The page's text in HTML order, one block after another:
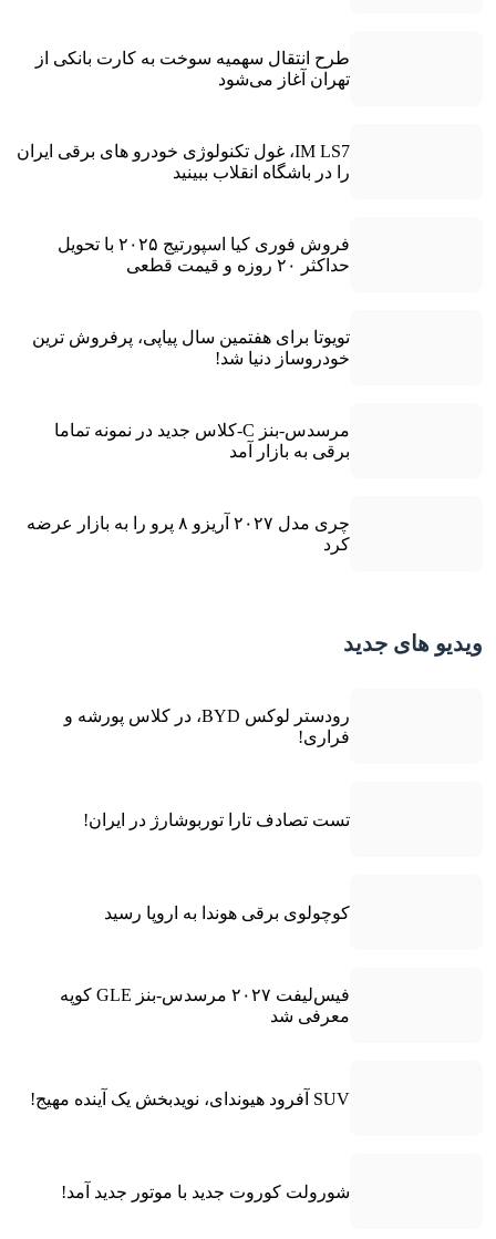
طرح انتقال سهمیه سوخت به کارت بانکی از
تهران آغاز می‌شود
IM LS7، غول تکنولوژی خودرو های برقی ایران
را در باشگاه انقلاب ببینید
فروش فوری کیا اسپورتیج ۲۰۲۵ با تحویل
حداکثر ۲۰ روزه و قیمت قطعی
تویوتا برای هفتمین سال پیاپی، پرفروش ترین
خودروساز دنیا شد!
مرسدس-بنز C-کلاس جدید در نمونه تماما
برقی به بازار آمد
چری مدل ۲۰۲۷ آریزو ۸ پرو را به بازار عرضه
کرد
ویدیو های جدید
رودستر لوکس BYD، در کلاس پورشه و
فراری!
تست تصادف تارا توربوشارژ در ایران!
کوچولوی برقی هوندا به اروپا رسید
فیس‌لیفت ۲۰۲۷ مرسدس-بنز GLE کوپه
معرفی شد
SUV آفرود هیوندای، نویدبخش یک آینده مهیج!
شورولت کوروت جدید با موتور جدید آمد!